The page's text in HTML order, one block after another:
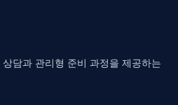
담과 관리형 준비 과정을 제공하는